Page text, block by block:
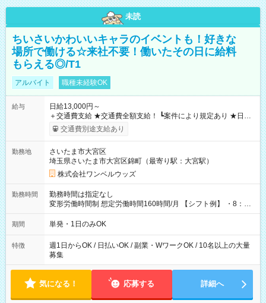
未読
ちいさいかわいいキャラのイベントも！好きな
場所で働ける☆来社不要！働いたその日に給料
もらえる◎/T1
アルバイト 職種未経験OK
給与
日給13,000円～
＋交通費支給 ★交通費全額支給！ ┗案件により規定あり ★日払
いOK！（規定あり） ┗働いたその日に現金GET♪ お仕事後はコ
ンビニATMから 日払い分を引き落とせます！ 【試用期間】試
交通費別途支給あり
勤務地
さいたま市大宮区
埼玉県さいたま市大宮区錦町（最寄り駅：大宮駅）
株式会社ワンベルウッズ
勤務時間
勤務時間は指定なし
変形労働時間制 想定労働時間160時間/月 【シフト例】 ・8：00
～21：00
期間 単発・1日のみOK
特徴
週1日からOK / 日払いOK / 副業・WワークOK / 10名以上の大量
募集
気になる！ 応募する 詳細へ